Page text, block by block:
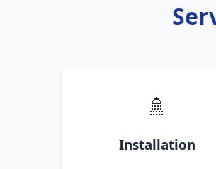
🚿
Installation